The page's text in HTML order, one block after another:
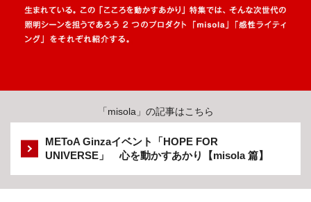
「misola」の記事はこちら
METoA Ginzaイベント「HOPE FOR
UNIVERSE」 心を動かすあかり【misola 篇】